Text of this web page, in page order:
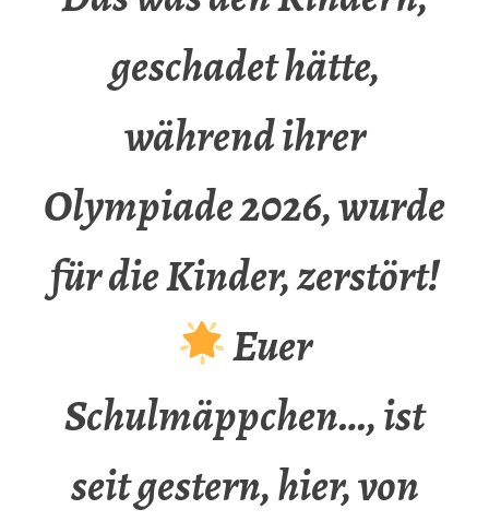
geschadet hätte,
während ihrer
Olympiade 2026, wurde
für die Kinder, zerstört!
Euer
Schulmäppchen…, ist
seit gestern, hier, von